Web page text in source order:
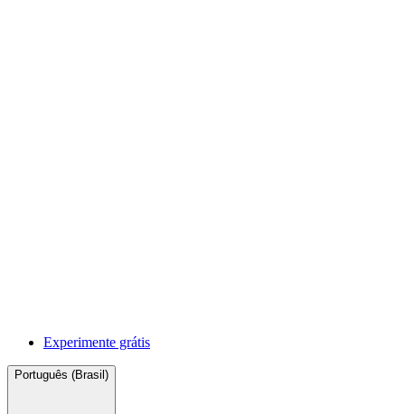
Experimente grátis
Português (Brasil)